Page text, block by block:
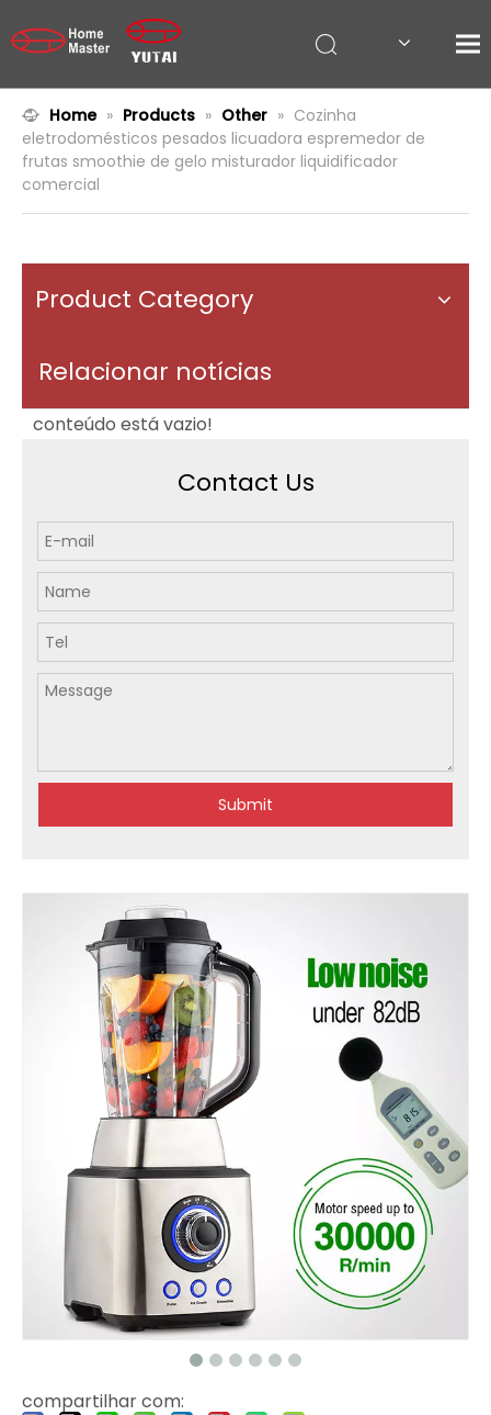
Home » Products » Other » Cozinha
eletrodomésticos pesados ​​licuadora espremedor de
frutas smoothie de gelo misturador liquidificador
comercial
Product Category
Relacionar notícias
conteúdo está vazio!
Contact Us
Submit
compartilhar com: